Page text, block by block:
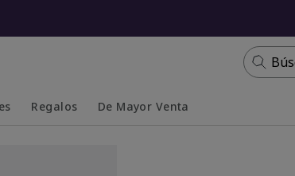
Regalos De Mayor Venta